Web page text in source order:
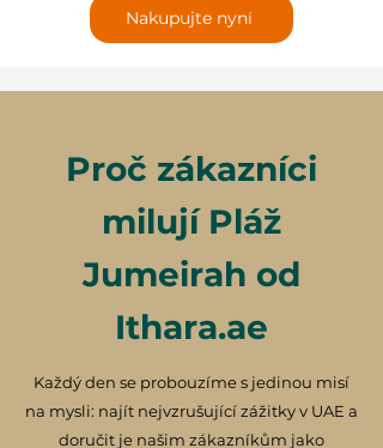
Nakupujte nyní
Proč zákazníci
milují Pláž
Jumeirah od
Ithara.ae
Každý den se probouzíme s jedinou misí
na mysli: najít nejvzrušující zážitky v UAE a
doručit je našim zákazníkům jako